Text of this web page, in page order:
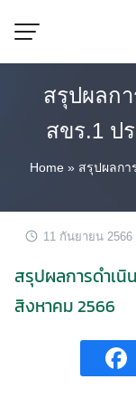
content
สรุปผลก
สขร.1 ป
Home » สรุปผลกา
11 กันยายน 2566
สรุปผลการดำเนิ
สิงหาคม 2566